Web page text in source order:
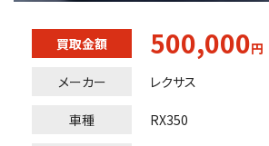
買取金額 500,000円
メーカー
レクサス
車種 RX350